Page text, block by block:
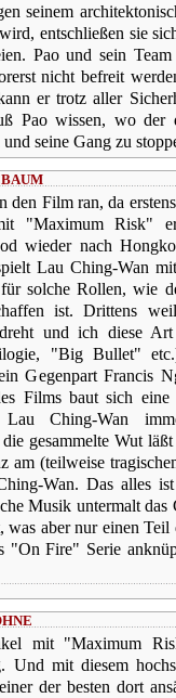
seinem
entschließen sie
Pao und sein
nicht befreit
er trotz aller
Pao wissen, wo der
seine Gang zu
den Film ran, da
"Maximum Risk"
wieder nach
Lau Ching-Wan
solche Rollen, wie
ist. Drittens
und ich diese
"Big Bullet"
Gegenpart Francis
Films baut sich
Ching-Wan
gesammelte Wut
am (teilweise
Wan. Das alles
Musik untermalt
was aber nur einen
"On Fire" Serie
mit "Maximum
Und mit diesem
der besten dort